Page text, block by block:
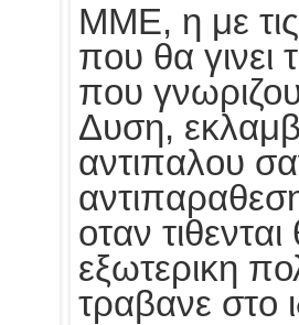
ΜΜΕ, η με τις
που θα γινει
που
Δυση,
αντιπαλου
οταν
εξωτερικη
τραβανε στο